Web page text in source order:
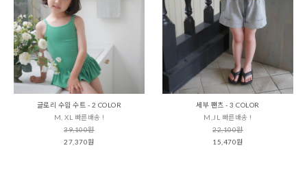
글로리 수읨 수트 - 2 COLOR
M, XL 빠른배송 !
39,100원
27,370원
세부 팬츠 - 3 COLOR
M,JL 빠른배송 !
22,100원
15,470원